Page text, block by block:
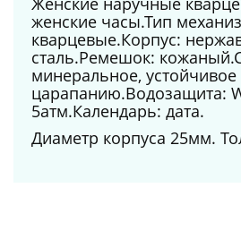
женские часы.Тип
кварцевые.Корпус:
сталь.Ремешок:
минеральное, устойчивое
царапанию.Водозащита:
5атм.Календарь: дата.
Диаметр корпуса 25мм.